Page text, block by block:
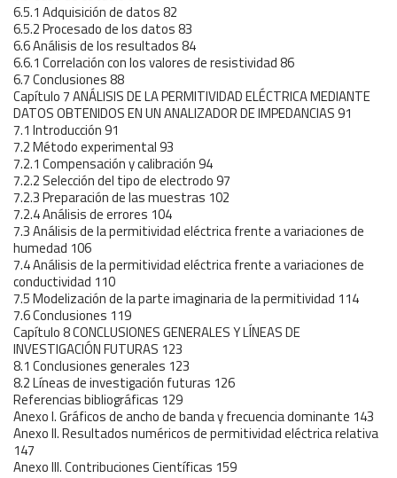
6.5.1 Adquisición de datos 82
6.5.2 Procesado de los datos 83
6.6 Análisis de los resultados 84
6.6.1 Correlación con los valores de resistividad 86
6.7 Conclusiones 88
Capítulo 7 ANÁLISIS DE LA PERMITIVIDAD ELÉCTRICA MEDIANTE
DATOS OBTENIDOS EN UN ANALIZADOR DE IMPEDANCIAS 91
7.1 Introducción 91
7.2 Método experimental 93
7.2.1 Compensación y calibración 94
7.2.2 Selección del tipo de electrodo 97
7.2.3 Preparación de las muestras 102
7.2.4 Análisis de errores 104
7.3 Análisis de la permitividad eléctrica frente a variaciones de
humedad 106
7.4 Análisis de la permitividad eléctrica frente a variaciones de
conductividad 110
7.5 Modelización de la parte imaginaria de la permitividad 114
7.6 Conclusiones 119
Capítulo 8 CONCLUSIONES GENERALES Y LÍNEAS DE
INVESTIGACIÓN FUTURAS 123
8.1 Conclusiones generales 123
8.2 Líneas de investigación futuras 126
Referencias bibliográficas 129
Anexo I. Gráficos de ancho de banda y frecuencia dominante 143
Anexo II. Resultados numéricos de permitividad eléctrica relativa
147
Anexo III. Contribuciones Científicas 159